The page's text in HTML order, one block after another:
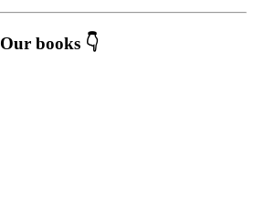
Our books 👇